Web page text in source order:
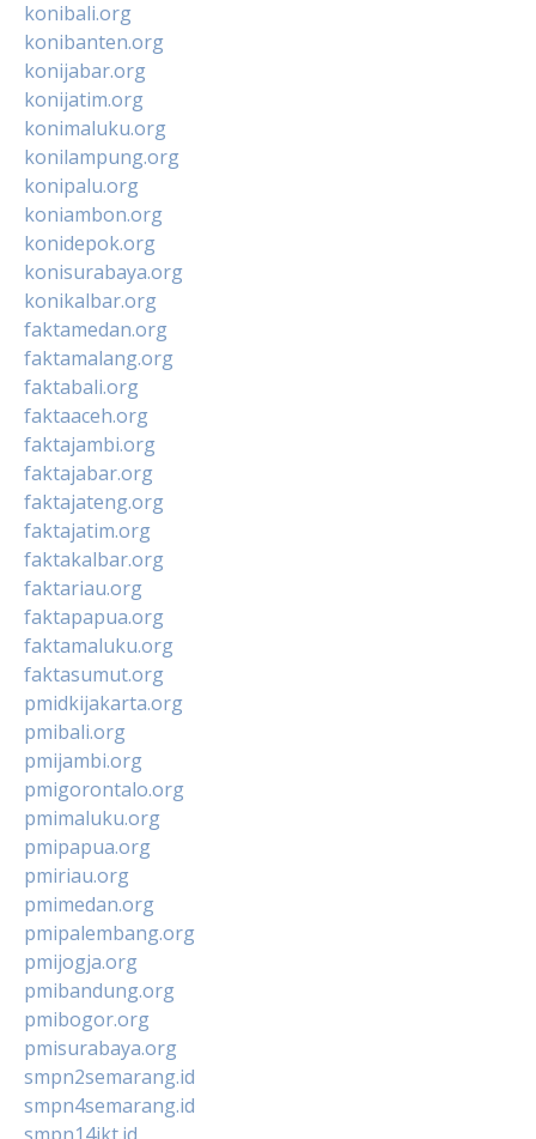
konibali.org
konibanten.org
konijabar.org
konijatim.org
konimaluku.org
konilampung.org
konipalu.org
koniambon.org
konidepok.org
konisurabaya.org
konikalbar.org
faktamedan.org
faktamalang.org
faktabali.org
faktaaceh.org
faktajambi.org
faktajabar.org
faktajateng.org
faktajatim.org
faktakalbar.org
faktariau.org
faktapapua.org
faktamaluku.org
faktasumut.org
pmidkijakarta.org
pmibali.org
pmijambi.org
pmigorontalo.org
pmimaluku.org
pmipapua.org
pmiriau.org
pmimedan.org
pmipalembang.org
pmijogja.org
pmibandung.org
pmibogor.org
pmisurabaya.org
smpn2semarang.id
smpn4semarang.id
smpn14jkt.id